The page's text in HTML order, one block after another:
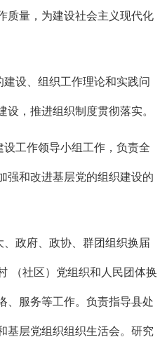
质量，为建设社会主义现代化
建设、组织工作理论和实践问
，推进组织制度贯彻落实。
设工作领导小组工作，负责全
强和改进基层党的组织建设的
、政府、政协、群团组织换届
（社区）党组织和人民团体换
、服务等工作。负责指导县处
基层党组织组织生活会。研究